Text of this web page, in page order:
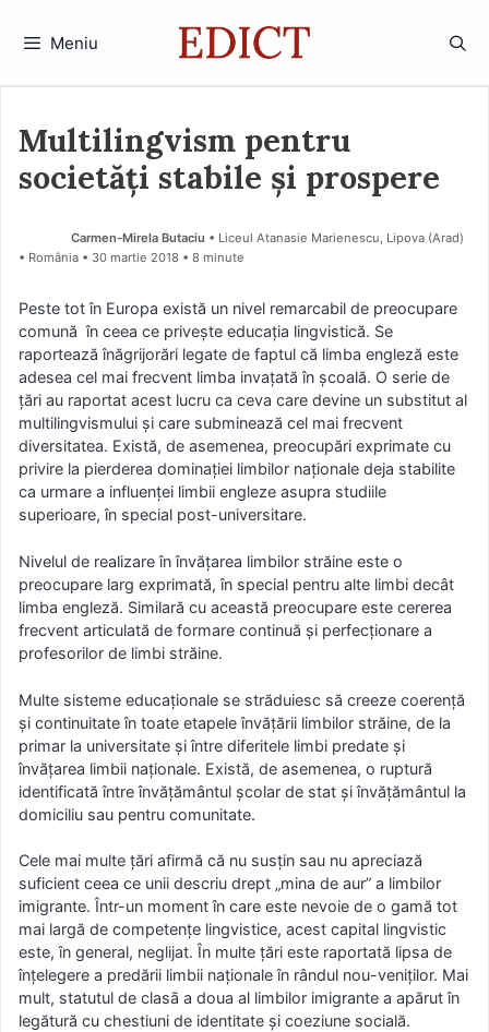
Meniu
Multilingvism pentru
societăți stabile și prospere
Carmen-Mirela Butaciu • Liceul Atanasie Marienescu, Lipova (Arad)
• România
30 martie 2018 • 8 minute
Peste tot în Europa există un nivel remarcabil de preocupare
comună în ceea ce privește educația lingvistică. Se
raportează înăgrijorări legate de faptul că limba engleză este
adesea cel mai frecvent limba invațată în şcoală. O serie de
țări au raportat acest lucru ca ceva care devine un substitut al
multilingvismului și care subminează cel mai frecvent
diversitatea. Există, de asemenea, preocupări exprimate cu
privire la pierderea dominaţiei limbilor naționale deja stabilite
ca urmare a influenței limbii engleze asupra studiile
superioare, în special post-universitare.
Nivelul de realizare în învățarea limbilor străine este o
preocupare larg exprimată, în special pentru alte limbi decât
limba engleză. Similară cu această preocupare este cererea
frecvent articulată de formare continuă și perfecționare a
profesorilor de limbi străine.
Multe sisteme educaționale se străduiesc să creeze coerență
și continuitate în toate etapele învățării limbilor străine, de la
primar la universitate și între diferitele limbi predate și
învățarea limbii naționale. Există, de asemenea, o ruptură
identificată între învățământul școlar de stat și învățământul la
domiciliu sau pentru comunitate.
Cele mai multe țări afirmă că nu susțin sau nu apreciază
suficient ceea ce unii descriu drept „mina de aur” a limbilor
imigrante. Într-un moment în care este nevoie de o gamă tot
mai largă de competențe lingvistice, acest capital lingvistic
este, în general, neglijat. În multe țări este raportată lipsa de
înțelegere a predării limbii naționale în rândul nou-veniților. Mai
mult, statutul de clasã a doua al limbilor imigrante a apărut în
legătură cu chestiuni de identitate și coeziune socială.